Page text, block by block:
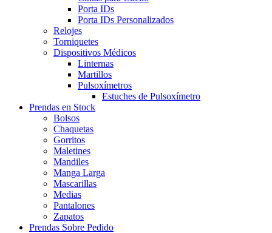
Porta IDs
Porta IDs Personalizados
Relojes
Torniquetes
Dispositivos Médicos
Linternas
Martillos
Pulsoxímetros
Estuches de Pulsoxímetro
Prendas en Stock
Bolsos
Chaquetas
Gorritos
Maletines
Mandiles
Manga Larga
Mascarillas
Medias
Pantalones
Zapatos
Prendas Sobre Pedido